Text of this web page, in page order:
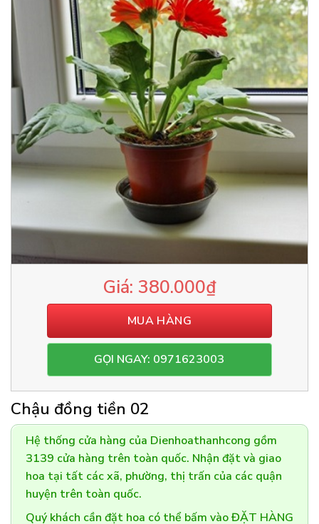
380.000₫
MUA HÀNG
GỌI NGAY: 0971623003
Chậu đồng tiền 02
Hệ thống cửa hàng của Dienhoathanhcong gồm
3139 cửa hàng trên toàn quốc. Nhận đặt và giao
hoa tại tất các xã, phường, thị trấn của các quận
huyện trên toàn quốc.
Quý khách cần đặt hoa có thể bấm vào ĐẶT HÀNG